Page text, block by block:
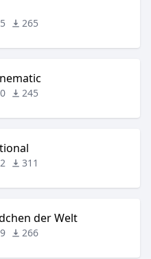
265
245
311
der Welt
266